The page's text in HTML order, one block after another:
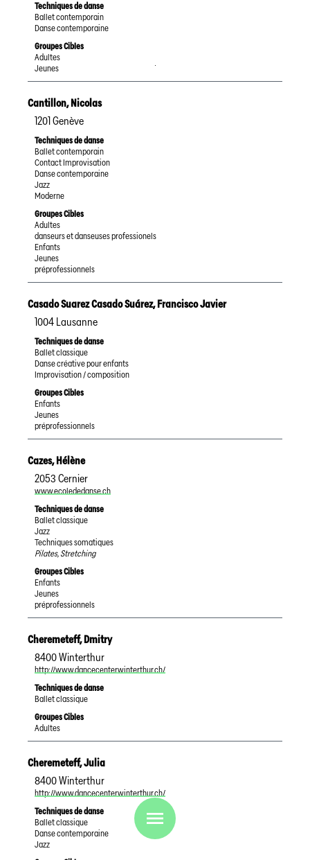
Techniques de danse
Ballet contemporain
Danse contemporaine
Groupes Cibles
Adultes
Jeunes
Cantillon,Nicolas
1201Genève
Techniques de danse
Ballet contemporain
Contact Improvisation
Danse contemporaine
Jazz
Moderne
Groupes Cibles
Adultes
danseurs et danseuses professionels
Enfants
Jeunes
préprofessionnels
Casado Suarez Casado Suárez,Francisco Javier
1004 Lausanne
Techniques de danse
Ballet classique
Danse créative pour enfants
Improvisation / composition
Groupes Cibles
Enfants
Jeunes
préprofessionnels
Cazes,Hélène
2053 Cernier
www.ecolededanse.ch
Techniques de danse
Ballet classique
Jazz
Techniques somatiques
Pilates, Stretching
Groupes Cibles
Enfants
Jeunes
préprofessionnels
Cheremeteff,Dmitry
8400Winterthur
http://www.dancecenterwinterthur.ch/
Techniques de danse
Ballet classique
Groupes Cibles
Adultes
Cheremeteff,Julia
8400Winterthur
http://www.dancecenterwinterthur.ch/
Techniques de danse
Ballet classique
Danse contemporaine
Jazz